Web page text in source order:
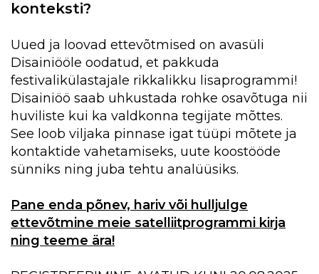
konteksti?
Uued ja loovad ettevõtmised on avasüli
Disainiööle oodatud, et pakkuda
festivalikülastajale rikkalikku lisaprogrammi!
Disainiöö saab uhkustada rohke osavõtuga nii
huviliste kui ka valdkonna tegijate mõttes.
See loob viljaka pinnase igat tüüpi mõtete ja
kontaktide vahetamiseks, uute koostööde
sünniks ning juba tehtu analüüsiks.
Pane enda põnev, hariv või hulljulge
ettevõtmine meie satelliitprogrammi kirja
ning teeme ära!